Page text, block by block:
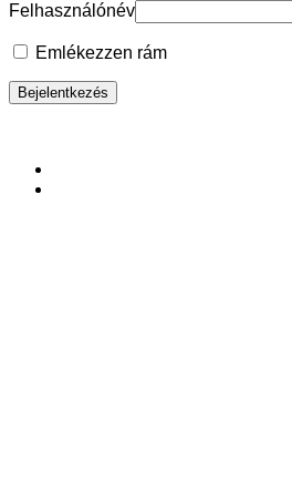
Felhasználónév
Emlékezzen rám